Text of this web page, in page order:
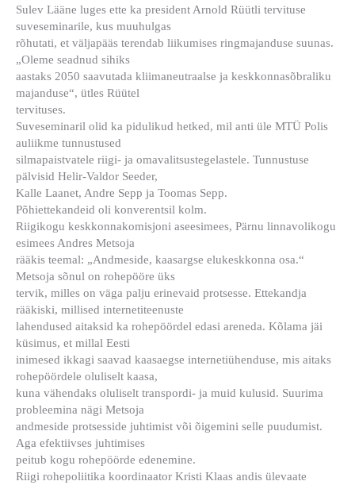
Sulev Lääne luges ette ka president Arnold Rüütli tervituse
suveseminarile, kus muuhulgas
rõhutati, et väljapääs terendab liikumises ringmajanduse suunas.
„Oleme seadnud sihiks
aastaks 2050 saavutada kliimaneutraalse ja keskkonnasõbraliku
majanduse“, ütles Rüütel
tervituses.
Suveseminaril olid ka pidulikud hetked, mil anti üle MTÜ Polis
auliikme tunnustused
silmapaistvatele riigi- ja omavalitsustegelastele. Tunnustuse
pälvisid Helir-Valdor Seeder,
Kalle Laanet, Andre Sepp ja Toomas Sepp.
Põhiettekandeid oli konverentsil kolm.
Riigikogu keskkonnakomisjoni aseesimees, Pärnu linnavolikogu
esimees Andres Metsoja
rääkis teemal: „Andmeside, kaasargse elukeskkonna osa.“
Metsoja sõnul on rohepööre üks
tervik, milles on väga palju erinevaid protsesse. Ettekandja
rääkiski, millised internetiteenuste
lahendused aitaksid ka rohepöördel edasi areneda. Kõlama jäi
küsimus, et millal Eesti
inimesed ikkagi saavad kaasaegse internetiühenduse, mis aitaks
rohepöördele oluliselt kaasa,
kuna vähendaks oluliselt transpordi- ja muid kulusid. Suurima
probleemina nägi Metsoja
andmeside protsesside juhtimist või õigemini selle puudumist.
Aga efektiivses juhtimises
peitub kogu rohepöörde edenemine.
Riigi rohepoliitika koordinaator Kristi Klaas andis ülevaate